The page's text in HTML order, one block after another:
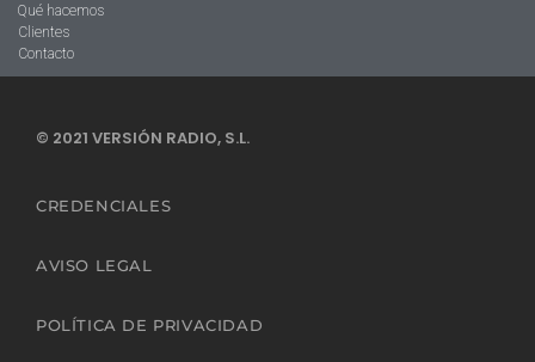
Qué hacemos
Clientes
Contacto
© 2021 VERSIÓN RADIO, S.L.
CREDENCIALES
AVISO LEGAL
POLÍTICA DE PRIVACIDAD